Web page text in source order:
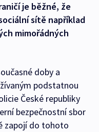
je běžné, že
sítě například
mimořádných
doby a
podstatnou
České republiky
bezpečnostní sbor
zapojí do tohoto